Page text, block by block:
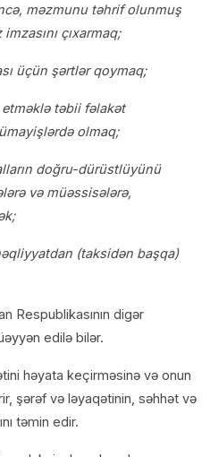
məzmunu təhrif olunmuş
çıxarmaq;
üçün şərtlər qoymaq;
təbii fəlakət
olmaq;
doğru-dürüstlüyünü
və müəssisələrə,
(taksidən başqa)
Respublikasının digər
edilə bilər.
həyata keçirməsinə və onun
şərəf və ləyaqətinin, səhhət və
təmin edir.